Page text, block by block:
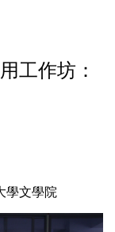
工作坊：
學文學院